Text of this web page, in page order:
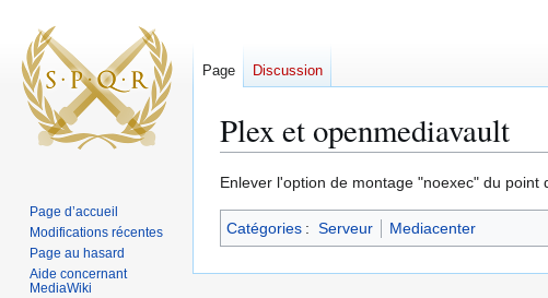
Plex et openmediavault
Aller
à
la
Aller
à
la
Enlever l'option de montage "noexec" du
Catégories : Serveur Mediacenter
Page Discussion
Page d’accueil
Modifications récentes
Page au hasard
Aide concernant
MediaWiki